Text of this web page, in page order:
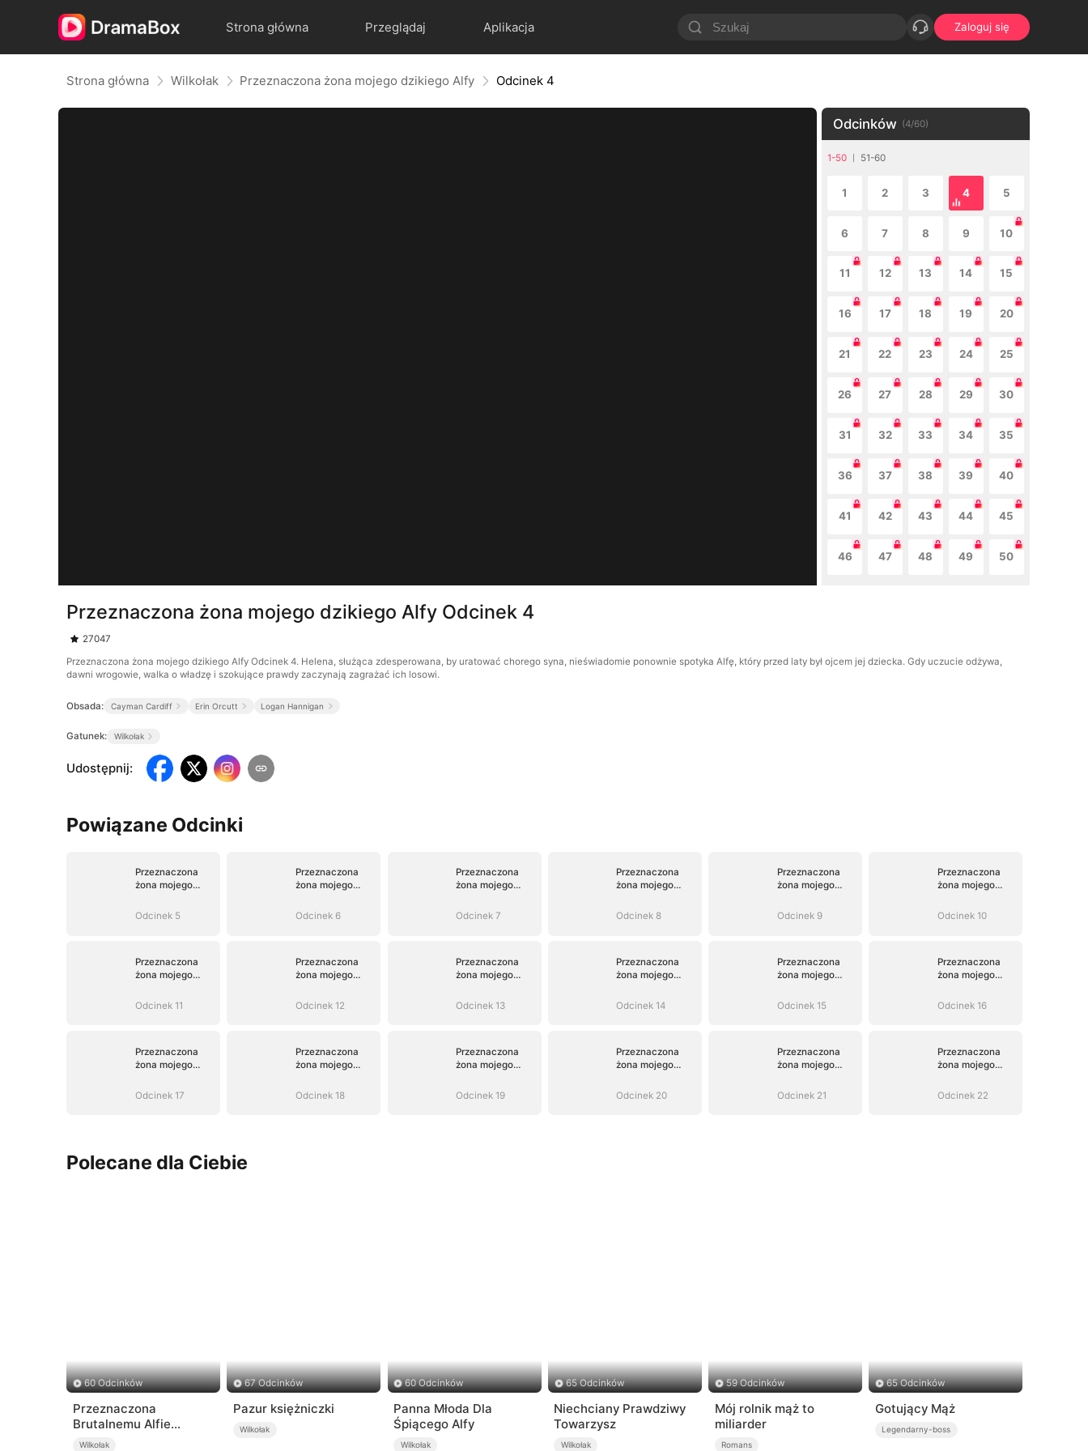
Strona główna Przeglądaj Aplikacja Zaloguj się
Strona główna Wilkołak Przeznaczona żona mojego dzikiego Alfy Odcinek 4
Odcinków (4/60)
1-50 51-60
1 2 3 4 5
6 7 8 9 10
11 12 13 14 15
16 17 18 19 20
21 22 23 24 25
26 27 28 29 30
31 32 33 34 35
36 37 38 39 40
41 42 43 44 45
46 47 48 49 50
Przeznaczona żona mojego dzikiego Alfy Odcinek 4
27047
Przeznaczona żona mojego dzikiego Alfy Odcinek 4. Helena, służąca zdesperowana, by uratować chorego syna, nieświadomie ponownie spotyka Alfę, który przed laty był ojcem jej dziecka. Gdy uczucie odżywa,
dawni wrogowie, walka o władzę i szokujące prawdy zaczynają zagrażać ich losowi.
Obsada: Cayman Cardiff Erin Orcutt Logan Hannigan
Gatunek: Wilkołak
Udostępnij:
Powiązane Odcinki
Przeznaczona
żona mojego
Odcinek 5
Przeznaczona
żona mojego
Odcinek 6
Przeznaczona
żona mojego
Odcinek 7
Przeznaczona
żona mojego
Odcinek 8
Przeznaczona
żona mojego
Odcinek 9
Przeznaczona
żona mojego
Odcinek 10
Przeznaczona
żona mojego
Odcinek 11
Przeznaczona
żona mojego
Odcinek 12
Przeznaczona
żona mojego
Odcinek 13
Przeznaczona
żona mojego
Odcinek 14
Przeznaczona
żona mojego
Odcinek 15
Przeznaczona
żona mojego
Odcinek 16
Przeznaczona
żona mojego
Odcinek 17
Przeznaczona
żona mojego
Odcinek 18
Przeznaczona
żona mojego
Odcinek 19
Przeznaczona
żona mojego
Odcinek 20
Przeznaczona
żona mojego
Odcinek 21
Przeznaczona
żona mojego
Odcinek 22
Polecane dla Ciebie
60 Odcinków
Przeznaczona
Brutalnemu Alfie
(Dubbing)
Wilkołak
67 Odcinków
Pazur księżniczki
Wilkołak
60 Odcinków
Panna Młoda Dla
Śpiącego Alfy
Wilkołak
65 Odcinków
Niechciany Prawdziwy
Towarzysz
Wilkołak
59 Odcinków
Mój rolnik mąż to
miliarder
Romans
65 Odcinków
Gotujący Mąż
Legendarny-boss